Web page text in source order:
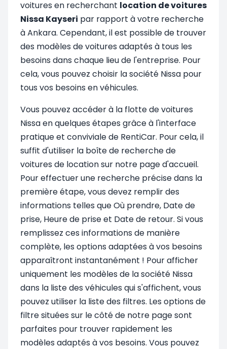
voitures en recherchant location de voitures
Nissa Kayseri par rapport à votre recherche
à Ankara. Cependant, il est possible de trouver
des modèles de voitures adaptés à tous les
besoins dans chaque lieu de l'entreprise. Pour
cela, vous pouvez choisir la société Nissa pour
tous vos besoins en véhicules.
Vous pouvez accéder à la flotte de voitures
Nissa en quelques étapes grâce à l'interface
pratique et conviviale de RentiCar. Pour cela, il
suffit d'utiliser la boîte de recherche de
voitures de location sur notre page d'accueil.
Pour effectuer une recherche précise dans la
première étape, vous devez remplir des
informations telles que Où prendre, Date de
prise, Heure de prise et Date de retour. Si vous
remplissez ces informations de manière
complète, les options adaptées à vos besoins
apparaîtront instantanément ! Pour afficher
uniquement les modèles de la société Nissa
dans la liste des véhicules qui s'affichent, vous
pouvez utiliser la liste des filtres. Les options de
filtre situées sur le côté de notre page sont
parfaites pour trouver rapidement les
modèles adaptés à vos besoins. Vous pouvez